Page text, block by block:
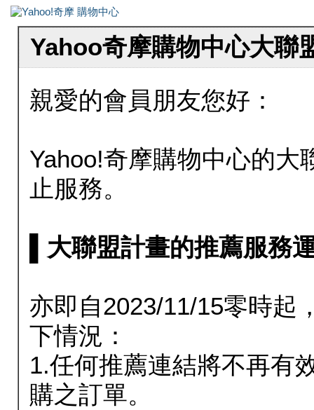
Yahoo奇摩購物中心大聯
親愛的會員朋友您好：
Yahoo!奇摩購物中心的大
止服務。
▌大聯盟計畫的推薦服務
亦即自2023/11/15零時起
下情況：
1.任何推薦連結將不再有
購之訂單。